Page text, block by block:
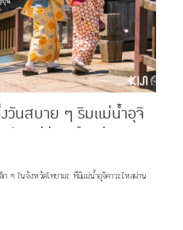
นสบาย ๆ ริมแม่น้ำอุจิ
สวิถีชีวิตเมืองประมง
ๆ ในจังหวัดโทยามะ ที่มีแม่น้ำอุจิคาวะไหลผ่าน